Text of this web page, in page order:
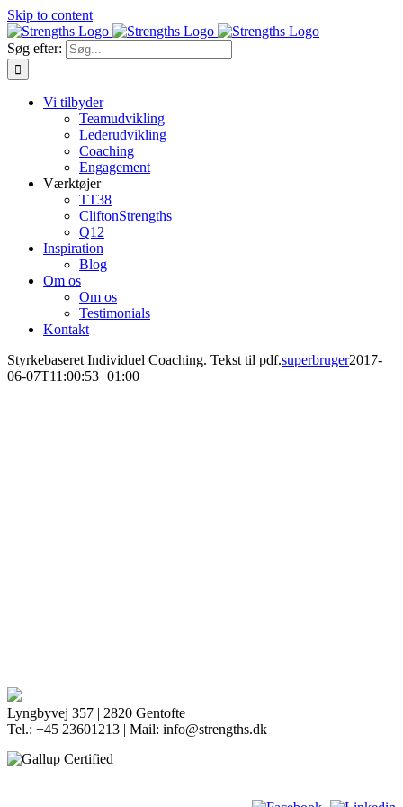
Skip to content
Søg efter:
Vi tilbyder
Teamudvikling
Lederudvikling
Coaching
Engagement
Værktøjer
TT38
CliftonStrengths
Q12
Inspiration
Blog
Om os
Om os
Testimonials
Kontakt
Styrkebaseret Individuel Coaching. Tekst til pdf.superbruger2017-
06-07T11:00:53+01:00
Lyngbyvej 357 | 2820 Gentofte
Tel.: +45 23601213 | Mail: info@strengths.dk